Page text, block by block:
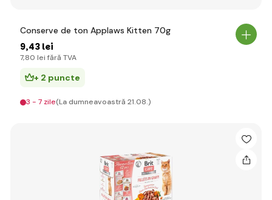
Conserve de ton Applaws Kitten 70g
9,43 lei
7,80 lei fără TVA
+ 2 puncte
3 - 7 zile(La dumneavoastră 21.08.)